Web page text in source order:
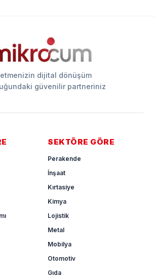
dijital dönüşüm
güvenilir partneriniz
SEKTÖRE GÖRE
Perakende
İnşaat
Kırtasiye
Kimya
Lojistik
Metal
Mobilya
Otomotiv
Gıda